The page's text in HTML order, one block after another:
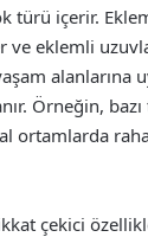
türü içerir.
ve eklemli
alanlarına
Örneğin,
ortamlarda
çekici